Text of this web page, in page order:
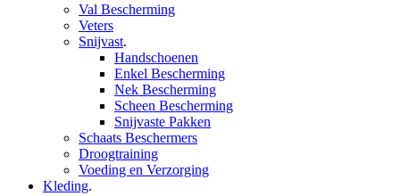
Val Bescherming
Veters
Snijvast.
Handschoenen
Enkel Bescherming
Nek Bescherming
Scheen Bescherming
Snijvaste Pakken
Schaats Beschermers
Droogtraining
Voeding en Verzorging
Kleding.